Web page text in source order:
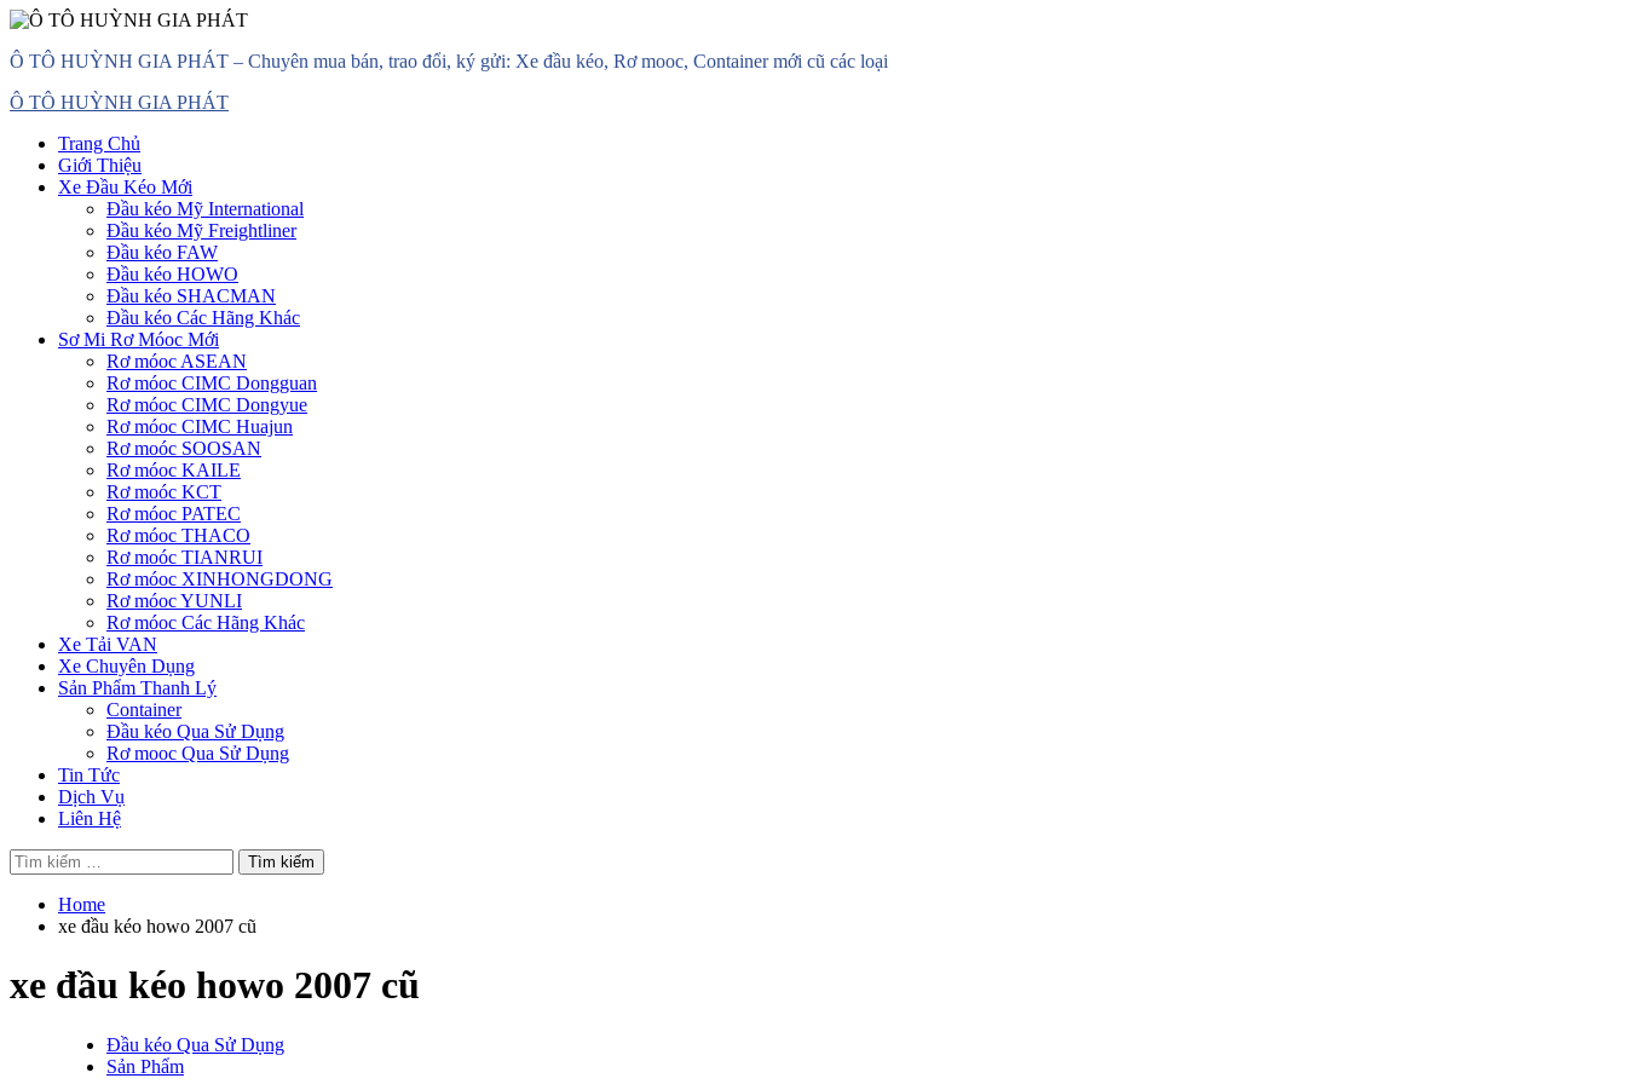
to
Ô TÔ HUỲNH GIA PHÁT – Chuyên mua bán, trao đổi, ký gửi: Xe đầu kéo, Rơ mooc, Container mới cũ các loại
Primary
Ô TÔ HUỲNH GIA PHÁT
Trang Chủ
Giới Thiệu
Xe Đầu Kéo Mới
Đầu kéo Mỹ International
Đầu kéo Mỹ Freightliner
Đầu kéo FAW
Đầu kéo HOWO
Đầu kéo SHACMAN
Đầu kéo Các Hãng Khác
Sơ Mi Rơ Móoc Mới
Rơ móoc ASEAN
Rơ móoc CIMC Dongguan
Rơ móoc CIMC Dongyue
Rơ móoc CIMC Huajun
Rơ moóc SOOSAN
Rơ móoc KAILE
Rơ moóc KCT
Rơ móoc PATEC
Rơ móoc THACO
Rơ moóc TIANRUI
Rơ móoc XINHONGDONG
Rơ móoc YUNLI
Rơ móoc Các Hãng Khác
Xe Tải VAN
Xe Chuyên Dụng
Sản Phẩm Thanh Lý
Container
Đầu kéo Qua Sử Dụng
Rơ mooc Qua Sử Dụng
Tin Tức
Dịch Vụ
Liên Hệ
Tìm
kiếm
cho:
Home
xe đầu kéo howo 2007 cũ
xe đầu kéo howo 2007 cũ
Đầu kéo Qua Sử Dụng
Sản Phẩm